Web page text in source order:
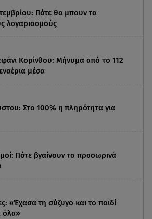
Πότε θα μπουν τα
λογαριασμούς
Κορίνθου: Μήνυμα από το 112
μέσα
Στο 100% η πληρότητα για
Πότε βγαίνουν τα προσωρινά
«Έχασα τη σύζυγο και το παιδί
όλα»